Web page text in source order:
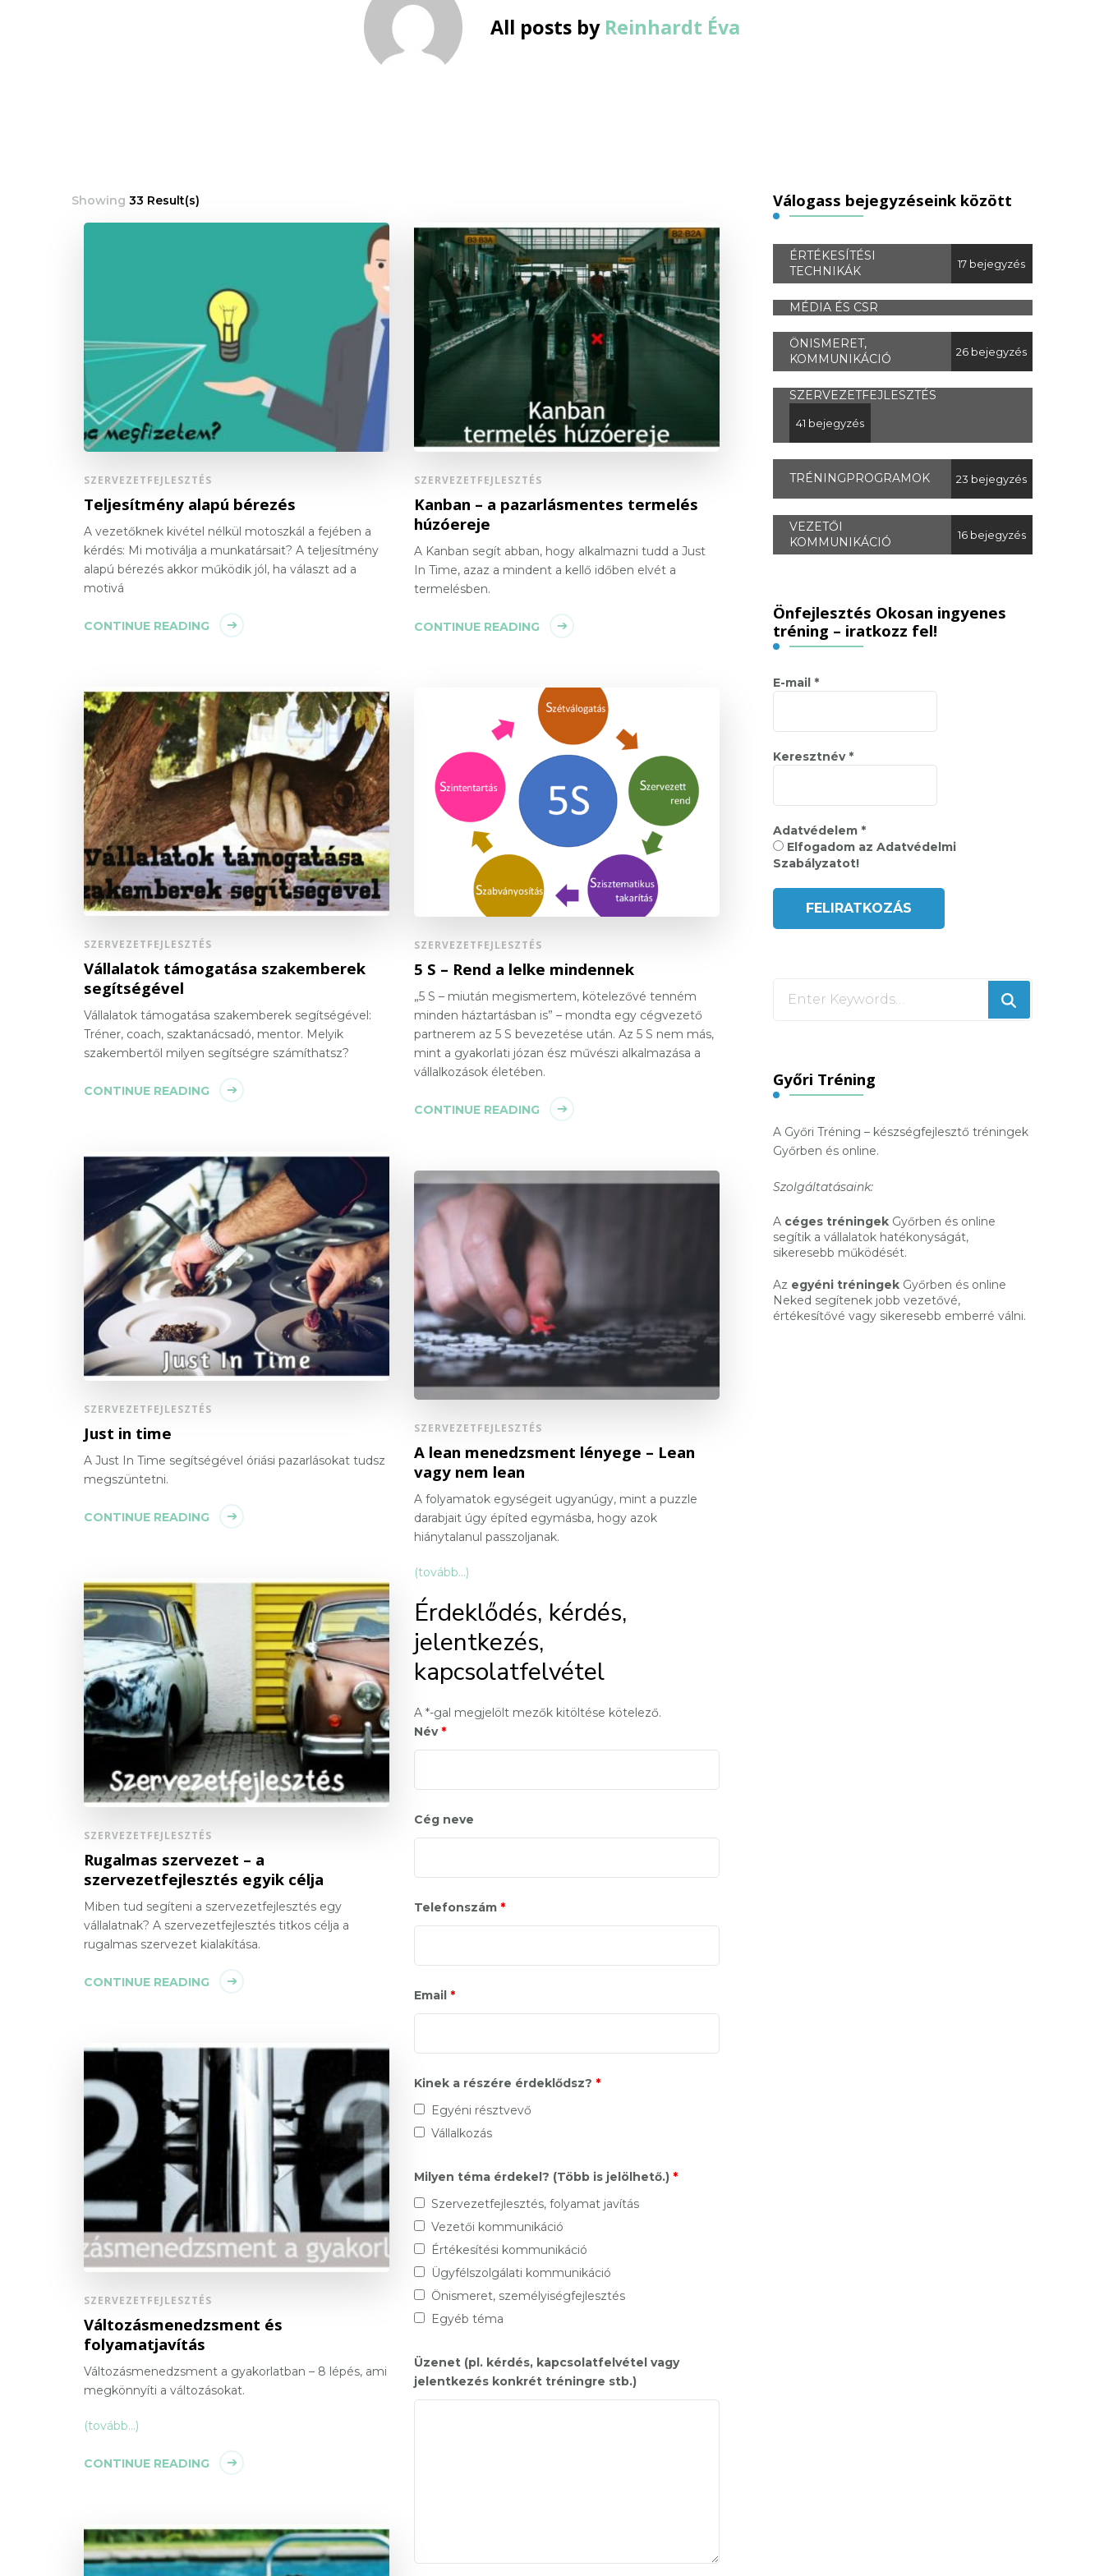
All posts by Reinhardt Éva
Showing 33 Result(s)
SZERVEZETFEJLESZTÉS
Teljesítmény alapú bérezés
A vezetőknek kivétel nélkül motoszkál a fejében a
kérdés: Mi motiválja a munkatársait? A teljesítmény
alapú bérezés akkor működik jól, ha választ ad a
motivá
CONTINUE READING
SZERVEZETFEJLESZTÉS
Kanban – a pazarlásmentes termelés
húzóereje
A Kanban segít abban, hogy alkalmazni tudd a Just
In Time, azaz a mindent a kellő időben elvét a
termelésben.
CONTINUE READING
SZERVEZETFEJLESZTÉS
Vállalatok támogatása szakemberek
segítségével
Vállalatok támogatása szakemberek segítségével:
Tréner, coach, szaktanácsadó, mentor. Melyik
szakembertől milyen segítségre számíthatsz?
CONTINUE READING
SZERVEZETFEJLESZTÉS
5 S – Rend a lelke mindennek
„5 S – miután megismertem, kötelezővé tenném
minden háztartásban is” – mondta egy cégvezető
partnerem az 5 S bevezetése után. Az 5 S nem más,
mint a gyakorlati józan ész művészi alkalmazása a
vállalkozások életében.
CONTINUE READING
SZERVEZETFEJLESZTÉS
Just in time
A Just In Time segítségével óriási pazarlásokat tudsz
megszüntetni.
CONTINUE READING
SZERVEZETFEJLESZTÉS
A lean menedzsment lényege – Lean
vagy nem lean
A folyamatok egységeit ugyanúgy, mint a puzzle
darabjait úgy építed egymásba, hogy azok
hiánytalanul passzoljanak.
(tovább…)
Érdeklődés, kérdés,
jelentkezés,
kapcsolatfelvétel
A *-gal megjelölt mezők kitöltése kötelező.
Név *
Cég neve
Telefonszám *
Email *
Kinek a részére érdeklődsz? *
Egyéni résztvevő
Vállalkozás
Milyen téma érdekel? (Több is jelölhető.) *
Szervezetfejlesztés, folyamat javítás
Vezetői kommunikáció
Értékesítési kommunikáció
Ügyfélszolgálati kommunikáció
Önismeret, személyiségfejlesztés
Egyéb téma
Üzenet (pl. kérdés, kapcsolatfelvétel vagy
jelentkezés konkrét tréningre stb.)
SZERVEZETFEJLESZTÉS
Rugalmas szervezet – a
szervezetfejlesztés egyik célja
Miben tud segíteni a szervezetfejlesztés egy
vállalatnak? A szervezetfejlesztés titkos célja a
rugalmas szervezet kialakítása.
CONTINUE READING
SZERVEZETFEJLESZTÉS
Változásmenedzsment és
folyamatjavítás
Változásmenedzsment a gyakorlatban – 8 lépés, ami
megkönnyíti a változásokat.
(tovább…)
CONTINUE READING
Válogass bejegyzéseink között
ÉRTÉKESÍTÉSI
TECHNIKÁK
17 bejegyzés
MÉDIA ÉS CSR
ÖNISMERET,
KOMMUNIKÁCIÓ
26 bejegyzés
SZERVEZETFEJLESZTÉS
41 bejegyzés
TRÉNINGPROGRAMOK 23 bejegyzés
VEZETŐI
KOMMUNIKÁCIÓ
16 bejegyzés
Önfejlesztés Okosan ingyenes
tréning – iratkozz fel!
E-mail *
Keresztnév *
Adatvédelem *
Elfogadom az Adatvédelmi
Szabályzatot!
Győri Tréning
A Győri Tréning – készségfejlesztő tréningek
Győrben és online.
Szolgáltatásaink:
A céges tréningek Győrben és online
segítik a vállalatok hatékonyságát,
sikeresebb működését.
Az egyéni tréningek Győrben és online
Neked segítenek jobb vezetővé,
értékesítővé vagy sikeresebb emberré válni.